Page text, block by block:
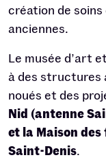
création de
anciennes.
Le musée d’art
à des structures
noués et des
Nid (antenne
et la Maison
Saint-Denis.